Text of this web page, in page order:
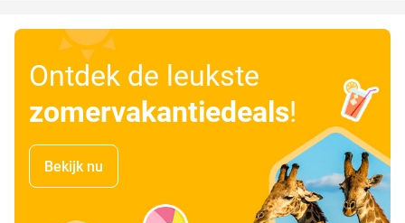
Ontdek de leukste
zomervakantiedeals!
Bekijk nu